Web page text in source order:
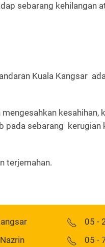
sebarang kehilangan
Kuala Kangsar
sebarang
terjemahan.
05 -
05 -